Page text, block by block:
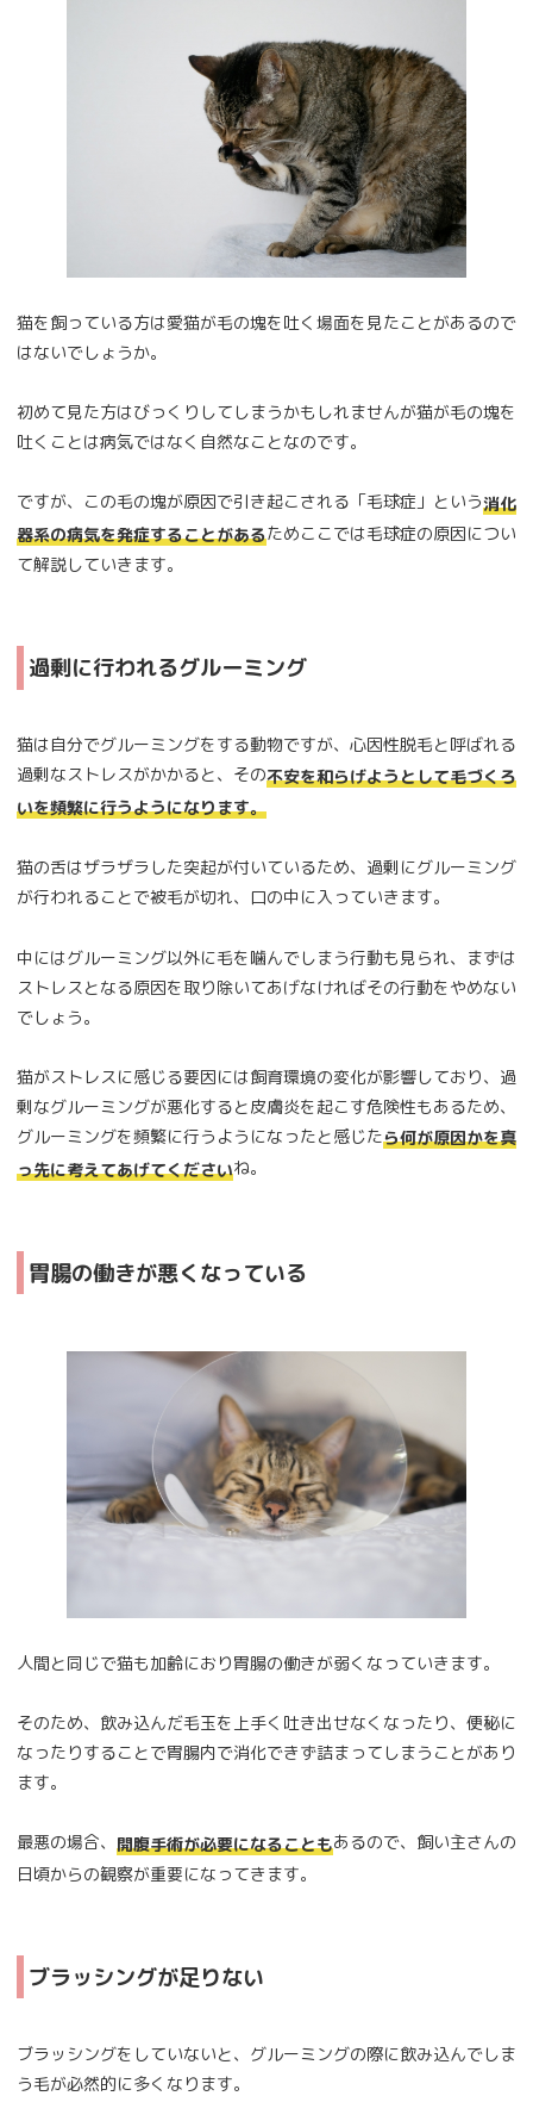
猫を飼っている方は愛猫が毛の塊を吐く場面を見たことがあるので
はないでしょうか。
初めて見た方はびっくりしてしまうかもしれませんが猫が毛の塊を
吐くことは病気ではなく自然なことなのです。
ですが、この毛の塊が原因で引き起こされる「毛球症」という消化
器系の病気を発症することがあるためここでは毛球症の原因につい
て解説していきます。
過剰に行われるグルーミング
猫は自分でグルーミングをする動物ですが、心因性脱毛と呼ばれる
過剰なストレスがかかると、その不安を和らげようとして毛づくろ
いを頻繁に行うようになります。
猫の舌はザラザラした突起が付いているため、過剰にグルーミング
が行われることで被毛が切れ、口の中に入っていきます。
中にはグルーミング以外に毛を噛んでしまう行動も見られ、まずは
ストレスとなる原因を取り除いてあげなければその行動をやめない
でしょう。
猫がストレスに感じる要因には飼育環境の変化が影響しており、過
剰なグルーミングが悪化すると皮膚炎を起こす危険性もあるため、
グルーミングを頻繁に行うようになったと感じたら何が原因かを真
っ先に考えてあげてくださいね。
胃腸の働きが悪くなっている
人間と同じで猫も加齢におり胃腸の働きが弱くなっていきます。
そのため、飲み込んだ毛玉を上手く吐き出せなくなったり、便秘に
なったりすることで胃腸内で消化できず詰まってしまうことがあり
ます。
最悪の場合、 開腹手術が必要になることもあるので、飼い主さんの
日頃からの観察が重要になってきます。
ブラッシングが足りない
ブラッシングをしていないと、グルーミングの際に飲み込んでしま
う毛が必然的に多くなります。